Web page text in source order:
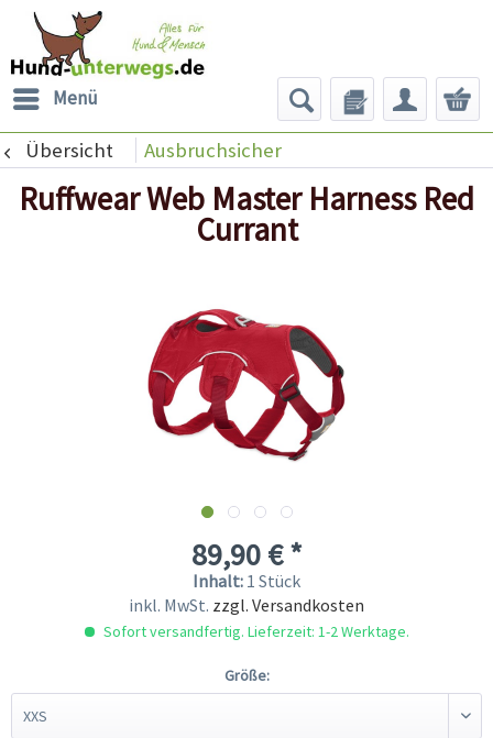
Menü
Übersicht Ausbruchsicher
Ruffwear Web Master Harness Red
Currant
89,90 € *
Inhalt: 1 Stück
inkl. MwSt. zzgl. Versandkosten
Sofort versandfertig. Lieferzeit: 1-2 Werktage.
Größe: